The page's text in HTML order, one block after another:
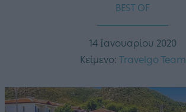
BEST OF
14 Ιανουαρίου 2020
Κείμενο: Travelgo Team